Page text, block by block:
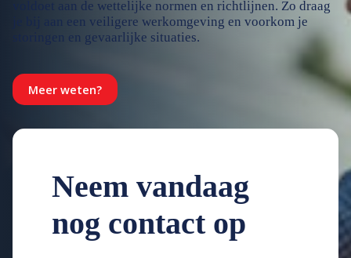
voldoet aan de wettelijke normen en richtlijnen. Zo draag
je bij aan een veiligere werkomgeving en voorkom je
storingen en gevaarlijke situaties.
Meer weten?
Neem vandaag
nog contact op